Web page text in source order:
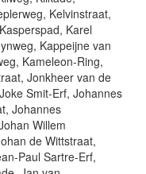
Kelvinstraat,
Karel
Kappeijne van
Kameleon-Ring,
Jonkheer van de
Smit-Erf, Johannes
Johannes
Willem
de Wittstraat,
Paul Sartre-Erf,